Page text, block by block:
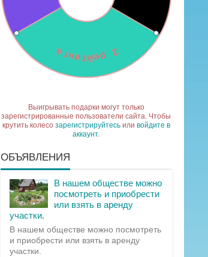
Выигрывать подарки могут только
зарегистрированные пользователи сайта. Чтобы
крутить колесо зарегистрируйтесьили войдите в
аккаунт.
ОБЪЯВЛЕНИЯ
В нашем обществе можно
посмотреть и приобрести
или взять в аренду
участки.
В нашем обществе можно посмотреть
и приобрести или взять в аренду
участки.